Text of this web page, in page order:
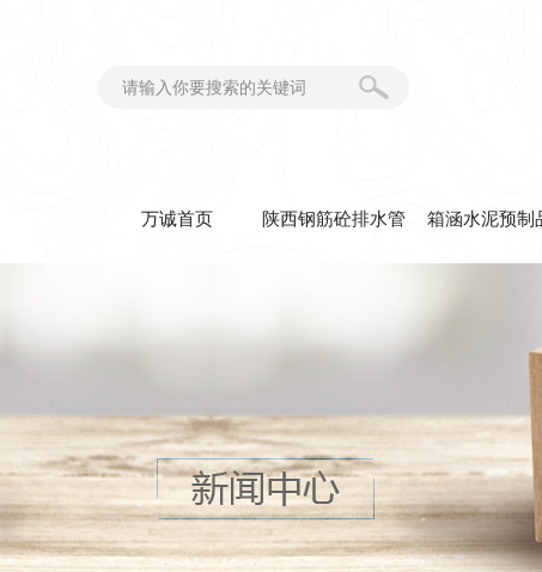
万诚首页 陕西钢筋砼排水管 箱涵水泥预制